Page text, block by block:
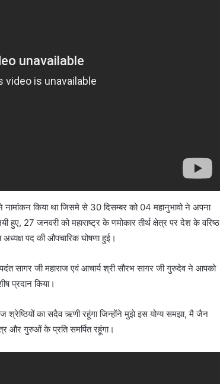
ने नामांकन किया था जिसमे से 30 दिसम्बर को 04 महानुभावो ने अपना
हुए, 27 जनवरी को महाराष्ट्र के णमोकार तीर्थ क्षेत्र पर देश के वरिष्ठ
अध्यक्ष पद की औपचारिक घोषणा हुई।
सागर जी महाराज एवं आचार्य श्री सौरभ सागर जी गुरुदेव ने आपको
प्रदान किया।
का सदैव ऋणी रहूंगा जिन्होंने मुझे इस योग्य समझा, मै जैन
और गुरुओं के प्रति समर्पित रहूंगा।